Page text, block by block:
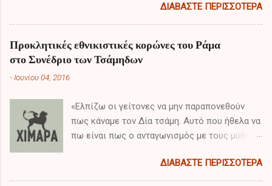
το αποτέλεσμα του δημοψηφίσματος και τα
πρώτα της λόγια είχαν ιδιαίτερο ενδιαφέρον.
ΔΙΑΒΆΣΤΕ ΠΕΡΙΣΣΌΤΕΡΑ
Προκλητικές εθνικιστικές κορώνες του Ράμα
στο Συνέδριο των Τσάμηδων
- Ιουνίου 04, 2016
«Ελπίζω οι γείτονες να μην παραπονεθούν
πως κάναμε τον Δία τσάμη. Αυτό που ήθελα να
πω είναι πως ο ανταγωνισμός με τους μύθους
συνύπαρξη μεταξύ των εθνών και κοινοτήτων.
Κατά την επόμενη εβδομάδα θα καθίσουμε
ΔΙΑΒΆΣΤΕ ΠΕΡΙΣΣΌΤΕΡΑ